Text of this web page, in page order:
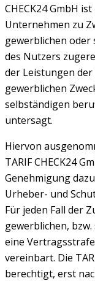
CHECK24 GmbH
Unternehmen zu
gewerblichen
des Nutzers
der Leistungen der
gewerblichen
selbständigen
untersagt.
Hiervon
TARIF CHECK24
Genehmigung
Urheber- und
Für jeden Fall der
gewerblichen,
eine
vereinbart. Die
berechtigt, erst